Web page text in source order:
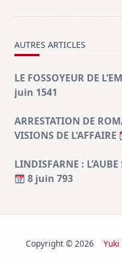
AUTRES ARTICLES
LE FOSSOYEUR DE
juin 1541
ARRESTATION DE
VISIONS DE L’AFFAIRE
LINDISFARNE :
8 juin 793
Copyright © 2026 Yuki